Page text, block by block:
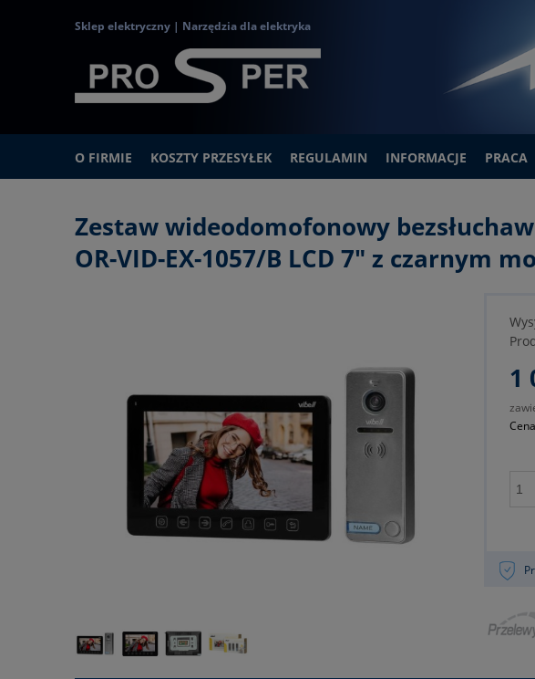
Sklep elektryczny | Narzędzia dla elektryka
O FIRMIE KOSZTY PRZESYŁEK REGULAMIN INFORMACJE PRACA
Zestaw wideodomofonowy
OR-VID-EX-1057/B LCD 7" z czarnym
1